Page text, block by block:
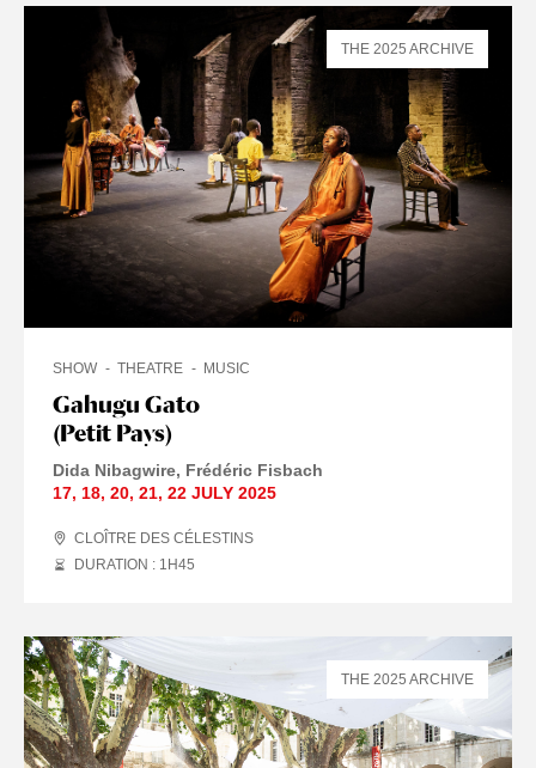
Gahugu Gato
(Petit Pays)
SHOW THEATRE MUSIC
Dida Nibagwire Frédéric Fisbach
17, 18, 20, 21, 22 JULY 2025
CLOÎTRE DES CÉLESTINS
DURATION : 1 H45
THE 2025 ARCHIVE
THE 2025 ARCHIVE